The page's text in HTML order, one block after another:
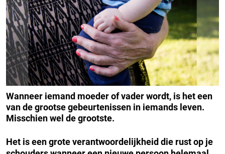
Wanneer iemand moeder of vader wordt, is het een
van de grootse gebeurtenissen in iemands leven.
Misschien wel de grootste.
Het is een grote verantwoordelijkheid die rust op je